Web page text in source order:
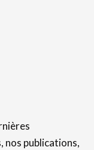
nos publications,